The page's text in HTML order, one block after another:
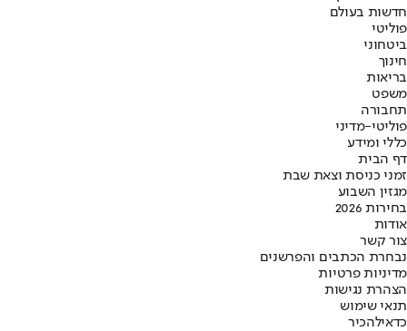
חדשות בעולם
פוליטי
ביטחוני
חינוך
בריאות
משפט
תחבורה
פוליטי-מדיני
כללי ומידע
דף הבית
זמני כניסת וצאת שבת
מגזין השבוע
בחירות 2026
אודות
צור קשר
נבחרת הכתבים והפרשנים
מדיניות פרטיות
הצהרת נגישות
תנאי שימוש
כדאילהכיר